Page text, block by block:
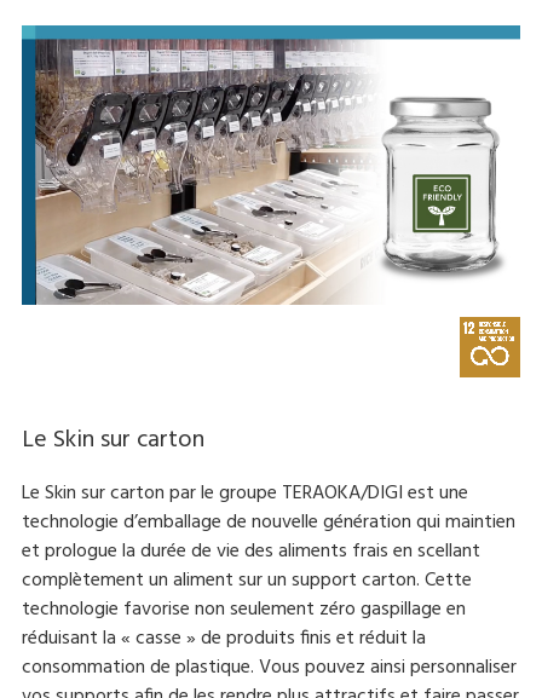
Le Skin sur carton
Le Skin sur carton par le groupe TERAOKA/DIGI est une
technologie d’emballage de nouvelle génération qui maintien
et prologue la durée de vie des aliments frais en scellant
complètement un aliment sur un support carton. Cette
technologie favorise non seulement zéro gaspillage en
réduisant la « casse » de produits finis et réduit la
consommation de plastique. Vous pouvez ainsi personnaliser